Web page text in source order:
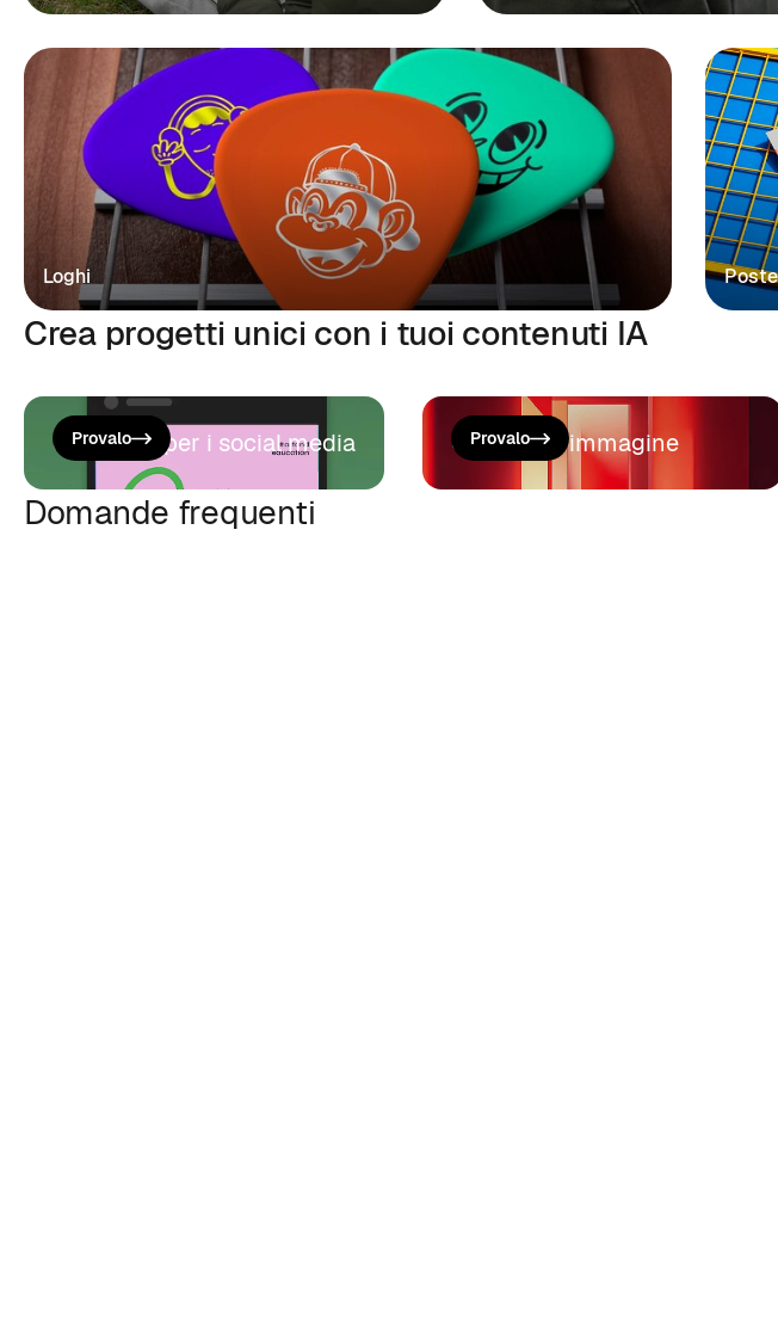
Loghi
Crea progetti unici con i tuoi contenuti IA
Crea post per i social media
Provalo Genera un'immagine
Provalo
Domande frequenti